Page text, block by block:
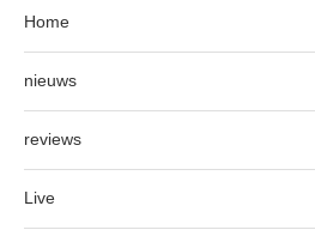
Home
nieuws
reviews
Live